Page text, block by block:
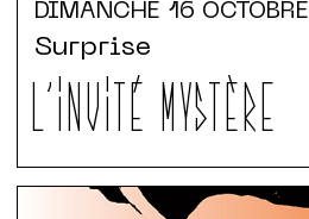
DIMANCHE 16 OCTOBRE
L'INVITÉ MYSTÈRE
Surprise